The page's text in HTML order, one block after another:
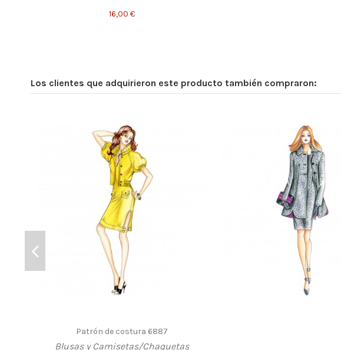
16,00 €
Los clientes que adquirieron este producto también compraron:
Patrón de costura 6887
Blusas y Camisetas/Chaquetas